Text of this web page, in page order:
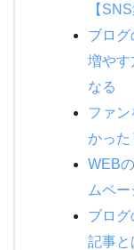
【
ブロ
増やす
なる
ファ
かった
WEB
ムペ
ブロ
記事と